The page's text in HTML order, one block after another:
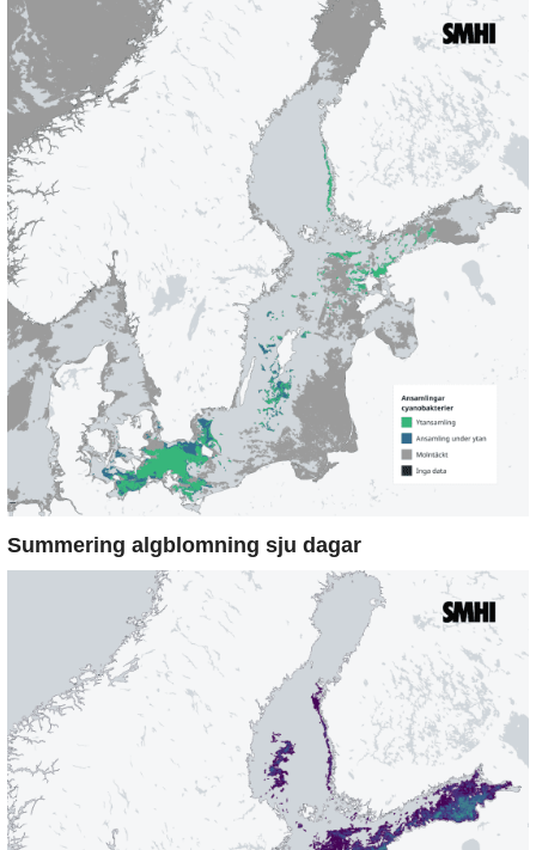
Summering algblomning sju dagar